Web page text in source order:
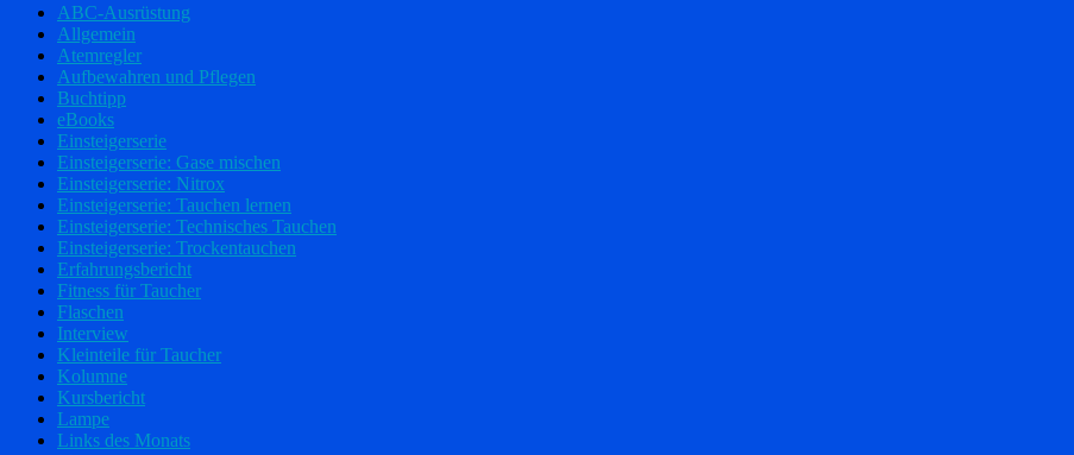
ABC-Ausrüstung
Allgemein
Atemregler
Aufbewahren und Pflegen
Buchtipp
eBooks
Einsteigerserie
Einsteigerserie: Gase mischen
Einsteigerserie: Nitrox
Einsteigerserie: Tauchen lernen
Einsteigerserie: Technisches Tauchen
Einsteigerserie: Trockentauchen
Erfahrungsbericht
Fitness für Taucher
Flaschen
Interview
Kleinteile für Taucher
Kolumne
Kursbericht
Lampe
Links des Monats